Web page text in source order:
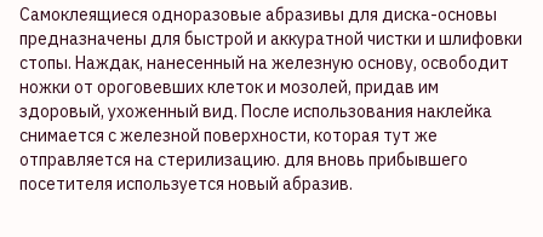
Самоклеящиеся одноразовые абразивы для диска-основы
предназначены для быстрой и аккуратной чистки и шлифовки
стопы. Наждак, нанесенный на железную основу, освободит
ножки от ороговевших клеток и мозолей, придав им
здоровый, ухоженный вид. После использования наклейка
снимается с железной поверхности, которая тут же
отправляется на стерилизацию. для вновь прибывшего
посетителя используется новый абразив.